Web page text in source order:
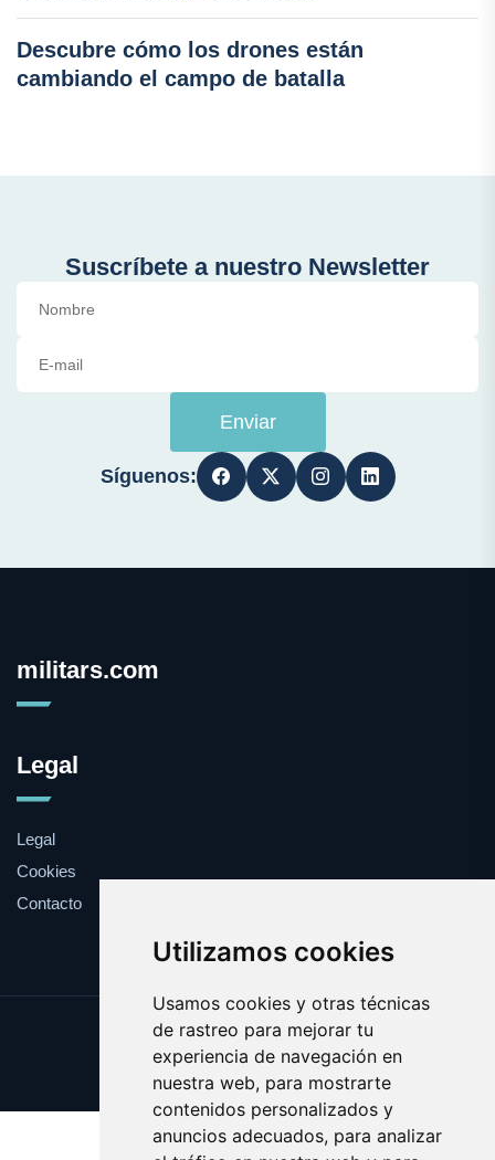
Utilizamos cookies
Usamos cookies y otras técnicas
de rastreo para mejorar tu
experiencia de navegación en
nuestra web, para mostrarte
contenidos personalizados y
anuncios adecuados, para analizar
Descubre cómo los drones están
cambiando el campo de batalla
Suscríbete a nuestro Newsletter
Enviar
Síguenos:
militars.com
Legal
Legal
Cookies
Contacto
Update cookies preferences
Copyright © 2025 militars.com